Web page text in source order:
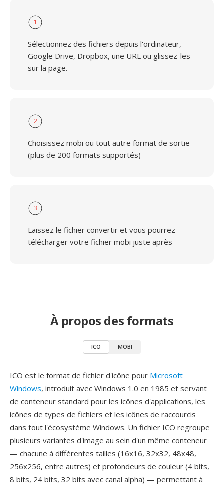
1
Sélectionnez des fichiers depuis l'ordinateur,
Google Drive, Dropbox, une URL ou glissez-les
sur la page.
2
Choisissez mobi ou tout autre format de sortie
(plus de 200 formats supportés)
3
Laissez le fichier convertir et vous pourrez
télécharger votre fichier mobi juste après
À propos des formats
ICO MOBI
ICO est le format de fichier d'icône pour Microsoft
Windows, introduit avec Windows 1.0 en 1985 et servant
de conteneur standard pour les icônes d'applications, les
icônes de types de fichiers et les icônes de raccourcis
dans tout l'écosystème Windows. Un fichier ICO regroupe
plusieurs variantes d'image au sein d'un même conteneur
— chacune à différentes tailles (16x16, 32x32, 48x48,
256x256, entre autres) et profondeurs de couleur (4 bits,
8 bits, 24 bits, 32 bits avec canal alpha) — permettant à